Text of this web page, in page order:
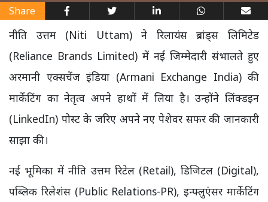
Share
नीति उत्तम (Niti Uttam) ने रिलायंस ब्रांड्स लिमिटेड
(Reliance Brands Limited) में नई जिम्मेदारी संभालते हुए
अरमानी एक्सचेंज इंडिया (Armani Exchange India) की
मार्केटिंग का नेतृत्व अपने हाथों में लिया है। उन्होंने लिंक्डइन
(LinkedIn) पोस्ट के जरिए अपने नए पेशेवर सफर की जानकारी
साझा की।
नई भूमिका में नीति उत्तम रिटेल (Retail), डिजिटल (Digital),
पब्लिक रिलेशंस (Public Relations-PR), इन्फ्लुएंसर मार्केटिंग